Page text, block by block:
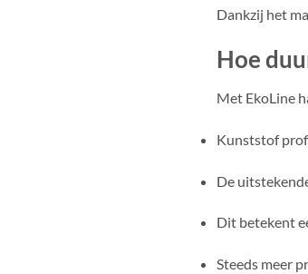
Dankzij het
Hoe
Met EkoLine
Kunststof
De
Dit betekent
Steeds meer